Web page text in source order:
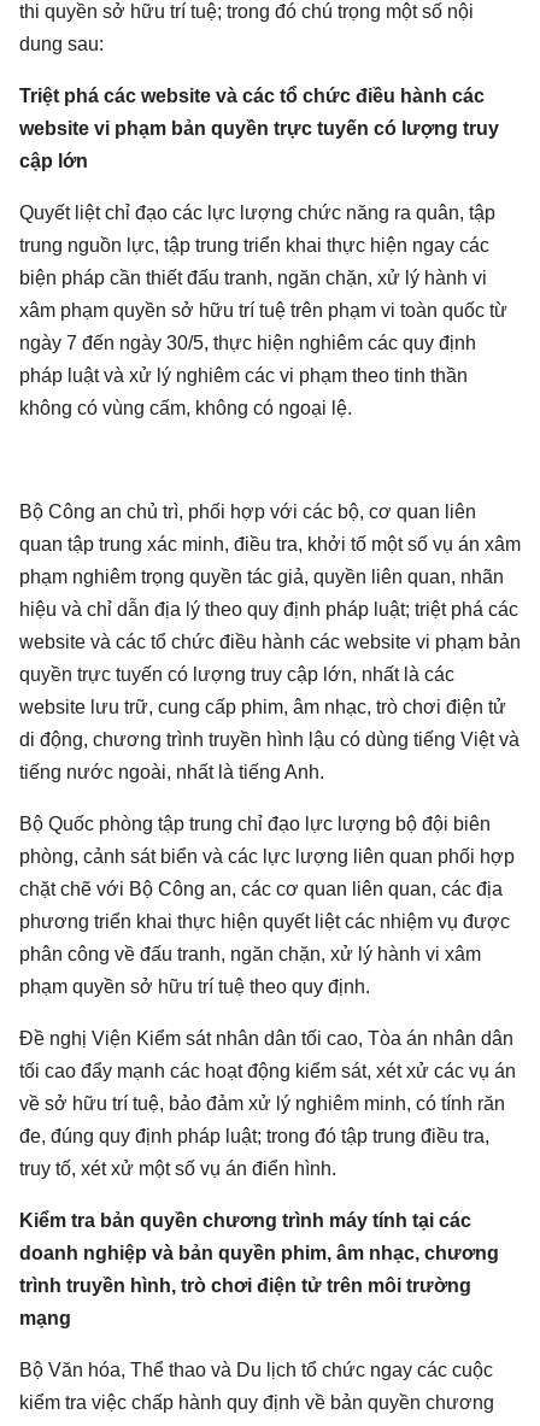
thi quyền sở hữu trí tuệ; trong đó chú trọng một số nội
dung sau:
Triệt phá các website và các tổ chức điều hành các
website vi phạm bản quyền trực tuyến có lượng truy
cập lớn
Quyết liệt chỉ đạo các lực lượng chức năng ra quân, tập
trung nguồn lực, tập trung triển khai thực hiện ngay các
biện pháp cần thiết đấu tranh, ngăn chặn, xử lý hành vi
xâm phạm quyền sở hữu trí tuệ trên phạm vi toàn quốc từ
ngày 7 đến ngày 30/5, thực hiện nghiêm các quy định
pháp luật và xử lý nghiêm các vi phạm theo tinh thần
không có vùng cấm, không có ngoại lệ.
Bộ Công an chủ trì, phối hợp với các bộ, cơ quan liên
quan tập trung xác minh, điều tra, khởi tố một số vụ án xâm
phạm nghiêm trọng quyền tác giả, quyền liên quan, nhãn
hiệu và chỉ dẫn địa lý theo quy định pháp luật; triệt phá các
website và các tổ chức điều hành các website vi phạm bản
quyền trực tuyến có lượng truy cập lớn, nhất là các
website lưu trữ, cung cấp phim, âm nhạc, trò chơi điện tử
di động, chương trình truyền hình lậu có dùng tiếng Việt và
tiếng nước ngoài, nhất là tiếng Anh.
Bộ Quốc phòng tập trung chỉ đạo lực lượng bộ đội biên
phòng, cảnh sát biển và các lực lượng liên quan phối hợp
chặt chẽ với Bộ Công an, các cơ quan liên quan, các địa
phương triển khai thực hiện quyết liệt các nhiệm vụ được
phân công về đấu tranh, ngăn chặn, xử lý hành vi xâm
phạm quyền sở hữu trí tuệ theo quy định.
Đề nghị Viện Kiểm sát nhân dân tối cao, Tòa án nhân dân
tối cao đẩy mạnh các hoạt động kiểm sát, xét xử các vụ án
về sở hữu trí tuệ, bảo đảm xử lý nghiêm minh, có tính răn
đe, đúng quy định pháp luật; trong đó tập trung điều tra,
truy tố, xét xử một số vụ án điển hình.
Kiểm tra bản quyền chương trình máy tính tại các
doanh nghiệp và bản quyền phim, âm nhạc, chương
trình truyền hình, trò chơi điện tử trên môi trường
mạng
Bộ Văn hóa, Thể thao và Du lịch tổ chức ngay các cuộc
kiểm tra việc chấp hành quy định về bản quyền chương